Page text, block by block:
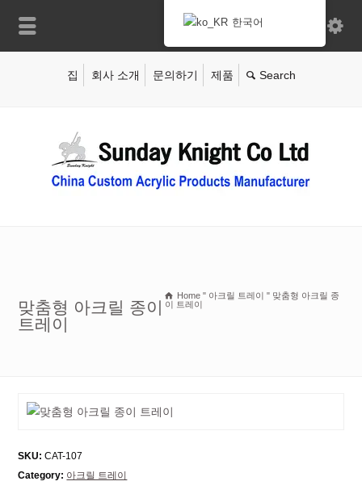
집 회사 소개 문의하기 제품
맞춤형 아크릴 종이
트레이
Home " 아크릴 트레이 " 맞춤형 아크릴 종
이 트레이
SKU: CAT-107
Category: 아크릴 트레이
한국어